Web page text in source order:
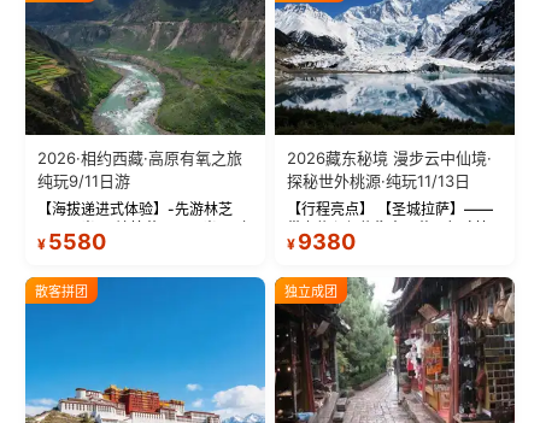
2026·相约西藏·高原有氧之旅
纯玩9/11日游
【海拔递进式体验】-先游林芝
(2900米)再访拉萨(3650米)，亲
测 99%游客零高反 。 【贴心保
反根本不是事儿 ！ 【无人机航
拍】-雪山/圣湖/...
¥ 5580
2026藏东秘境 漫步云中仙境·
探秘世外桃源·纯玩11/13日
【行程亮点】 【圣城拉萨】——
带上信心与信仰去西藏，行吟拉
萨，感受这座城与生俱来的与众
城堡寺院于一体的宏伟建筑，是
西藏最完整的古代...
¥ 9380
散客拼团 独立成团